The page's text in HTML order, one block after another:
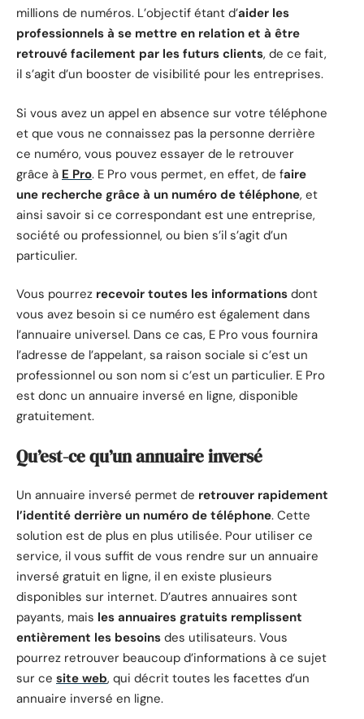
millions de numéros. L’objectif étant d’aider les
professionnels à se mettre en relation et à être
retrouvé facilement par les futurs clients, de ce fait,
il s’agit d’un booster de visibilité pour les entreprises.
Si vous avez un appel en absence sur votre téléphone
et que vous ne connaissez pas la personne derrière
ce numéro, vous pouvez essayer de le retrouver
grâce à E Pro. E Pro vous permet, en effet, de faire
une recherche grâce à un numéro de téléphone, et
ainsi savoir si ce correspondant est une entreprise,
société ou professionnel, ou bien s’il s’agit d’un
particulier.
Vous pourrez recevoir toutes les informations dont
vous avez besoin si ce numéro est également dans
l’annuaire universel. Dans ce cas, E Pro vous fournira
l’adresse de l’appelant, sa raison sociale si c’est un
professionnel ou son nom si c’est un particulier. E Pro
est donc un annuaire inversé en ligne, disponible
gratuitement.
Qu’est-ce qu’un annuaire inversé
Un annuaire inversé permet de retrouver rapidement
l’identité derrière un numéro de téléphone. Cette
solution est de plus en plus utilisée. Pour utiliser ce
service, il vous suffit de vous rendre sur un annuaire
inversé gratuit en ligne, il en existe plusieurs
disponibles sur internet. D’autres annuaires sont
payants, mais les annuaires gratuits remplissent
entièrement les besoins des utilisateurs. Vous
pourrez retrouver beaucoup d’informations à ce sujet
sur ce site web, qui décrit toutes les facettes d’un
annuaire inversé en ligne.